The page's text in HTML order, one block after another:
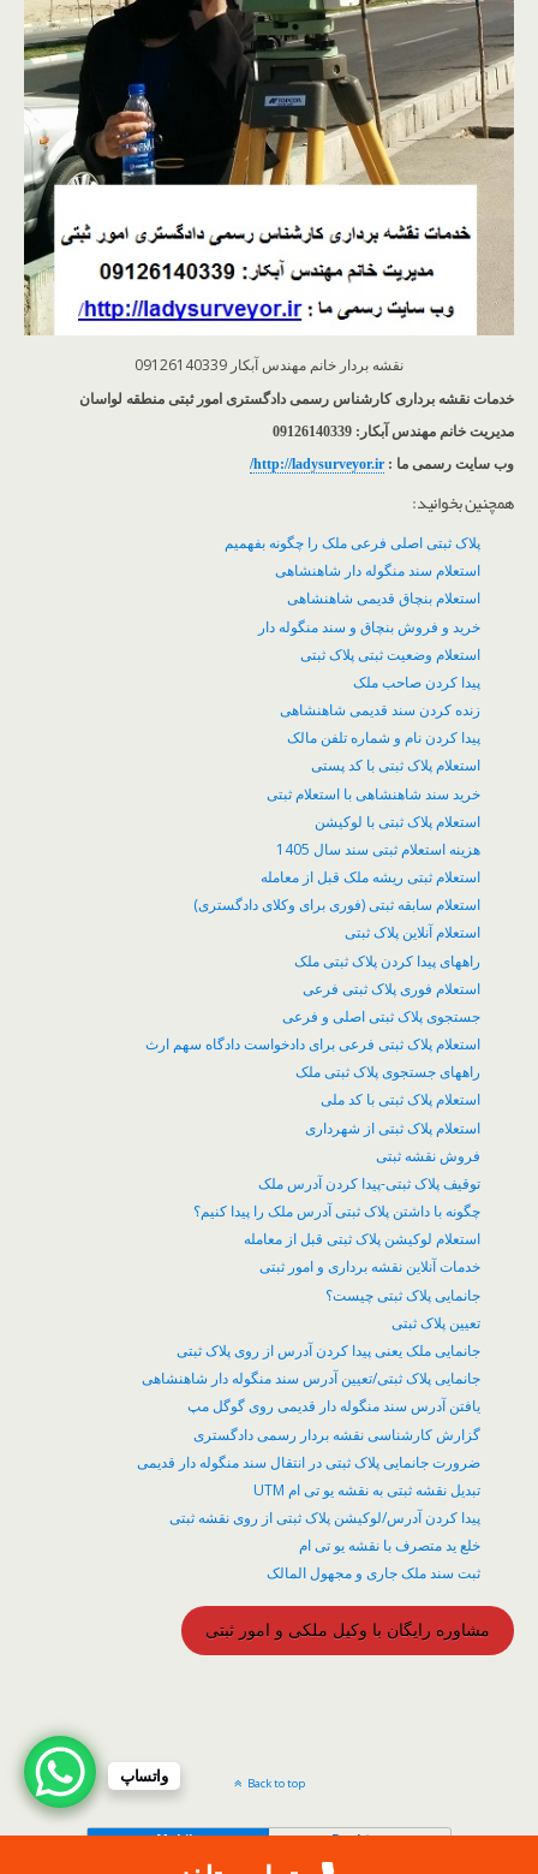
نقشه بردار خانم مهندس آبکار 09126140339
خدمات نقشه برداری کارشناس رسمی دادگستری امور ثبتی منطقه لواسان
مدیریت خانم مهندس آبکار: 09126140339
وب سایت رسمی ما : http://ladysurveyor.ir/
همچنین بخوانید:
پلاک ثبتی اصلی فرعی ملک را چگونه بفهمیم
استعلام سند منگوله دار شاهنشاهی
استعلام بنچاق قدیمی شاهنشاهی
خرید و فروش بنچاق و سند منگوله دار
استعلام وضعیت ثبتی پلاک ثبتی
پیدا کردن صاحب ملک
زنده کردن سند قدیمی شاهنشاهی
پیدا کردن نام و شماره تلفن مالک
استعلام پلاک ثبتی با کد پستی
خرید سند شاهنشاهی با استعلام ثبتی
استعلام پلاک ثبتی با لوکیشن
هزینه استعلام ثبتی سند سال 1405
استعلام ثبتی ریشه ملک قبل از معامله
استعلام سابقه ثبتی (فوری برای وکلای دادگستری)
استعلام آنلاین پلاک ثبتی
راههای پیدا کردن پلاک ثبتی ملک
استعلام فوری پلاک ثبتی فرعی
جستجوی پلاک ثبتی اصلی و فرعی
استعلام پلاک ثبتی فرعی برای دادخواست دادگاه سهم ارث
راههای جستجوی پلاک ثبتی ملک
استعلام پلاک ثبتی با کد ملی
استعلام پلاک ثبتی از شهرداری
فروش نقشه ثبتی
توقیف پلاک ثبتی-پیدا کردن آدرس ملک
چگونه با داشتن پلاک ثبتی آدرس ملک را پیدا کنیم؟
​استعلام لوکیشن پلاک ثبتی قبل از معامله
خدمات آنلاین نقشه برداری و امور ثبتی
جانمایی پلاک ثبتی چیست؟
تعیین پلاک ثبتی
جانمایی ملک یعنی پیدا کردن آدرس از روی پلاک ثبتی
جانمایی پلاک ثبتی/تعیین آدرس سند منگوله دار شاهنشاهی
یافتن آدرس سند منگوله دار قدیمی روی گوگل مپ
گزارش کارشناسی نقشه بردار رسمی دادگستری
ضرورت جانمایی پلاک ثبتی در انتقال سند منگوله دار قدیمی
تبدیل نقشه ثبتی به نقشه یو تی ام UTM
پیدا کردن آدرس/لوکیشن پلاک ثبتی از روی نقشه ثبتی
خلع ید متصرف با نقشه یو تی ام
ثبت سند ملک جاری و مجهول المالک
مشاوره رایگان با وکیل ملکی و امور ثبتی
Back to top
Mobile Desktop
واتساپ